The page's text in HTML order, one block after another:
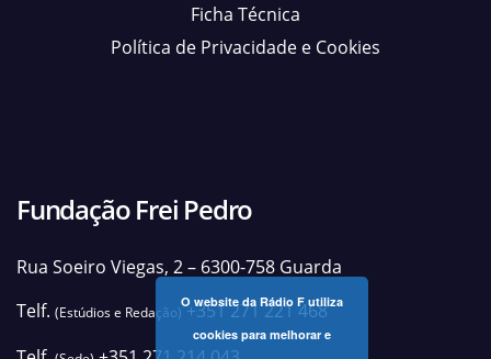
Ficha Técnica
Política de Privacidade e Cookies
Fundação Frei Pedro
Rua Soeiro Viegas, 2 – 6300-758 Guarda
Telf. (Estúdios e Redação)+351 271 221 468
O website da Rádio F utiliza
cookies para melhorar e